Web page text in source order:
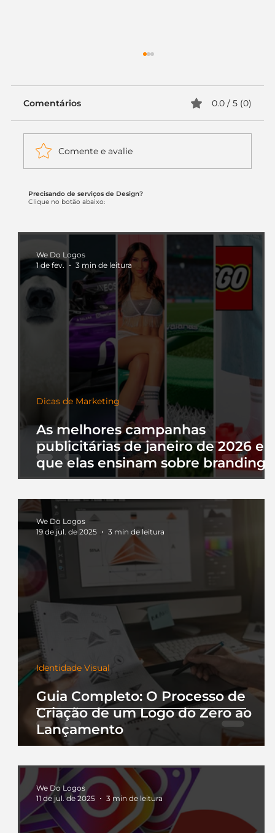
Precisando de serviços de Design?
Clique no botão abaixo:
As melhores campanhas
publicitárias de janeiro de 2026 e
que elas ensinam sobre branding
Dicas de Marketing
We Do Logos
1 de fev.
3 min de leitura
Guia Completo: O Processo de
Criação de um Logo do Zero ao
Lançamento
Identidade Visual
We Do Logos
19 de jul. de 2025
3 min de leitura
We Do Logos
11 de jul. de 2025
3 min de leitura
Itaú muda apenas duas letras da
começou.
Comentários 0.0 / 5 (0)
Comente e avalie